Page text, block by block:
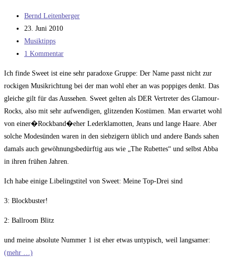
Beitrags-
Autor:
Bernd Leitenberger
Beitrag
veröffentlicht:
23. Juni 2010
Beitrags-
Kategorie:
Musiktipps
Beitrags-
1 Kommentar
Ich finde Sweet ist eine sehr paradoxe Gruppe: Der Name passt nicht zur
rockigen Musikrichtung bei der man wohl eher an was poppiges denkt. Das
gleiche gilt für das Aussehen. Sweet gelten als DER Vertreter des Glamour-
Rocks, also mit sehr aufwendigen, glitzenden Kostümen. Man erwartet wohl
von einer�Rockband�eher Lederklamotten, Jeans und lange Haare. Aber
solche Modesünden waren in den siebzigern üblich und andere Bands sahen
damals auch gewöhnungsbedürftig aus wie „The Rubettes“ und selbst Abba
in ihren frühen Jahren.
Ich habe einige Libelingstitel von Sweet: Meine Top-Drei sind
3: Blockbuster!
2: Ballroom Blitz
und meine absolute Nummer 1 ist eher etwas untypisch, weil langsamer:
(mehr …)